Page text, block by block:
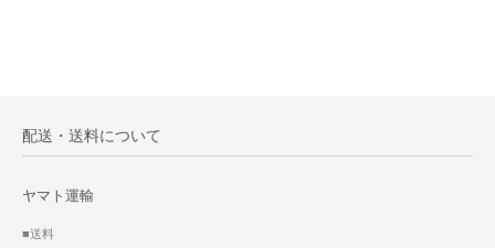
配送・送料について
ヤマト運輸
■送料